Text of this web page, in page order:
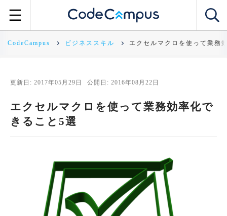
CodeCampus ビジネススキル エクセルマクロを使って業務
更新日: 2017年05月29日 公開日: 2016年08月22日
エクセルマクロを使って業務効率化で
きること5選